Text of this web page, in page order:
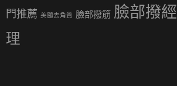
門推薦 美腿去角質 臉部撥筋 臉部撥經
理